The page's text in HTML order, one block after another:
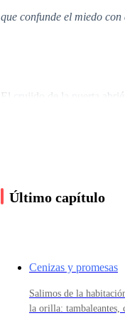
que confunde el miedo
El crujido de la puerta
necesité mirar para saber
sería más del estilo 'cómo
acostumbrado a esquivar
Último capítulo
Cenizas y promesas
Salimos de la
la orilla: tambaleantes,